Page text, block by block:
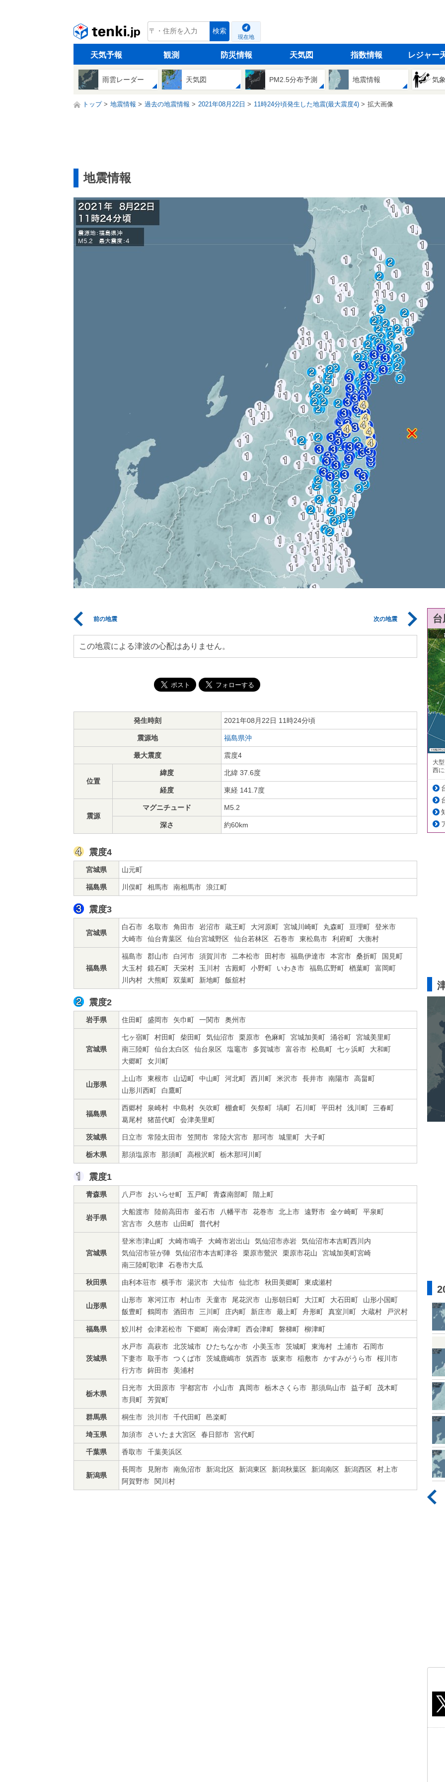
tenki.jp 検索
現在地
天気予報 観測 防災情報 天気図 指数情報 レジャー
雨雲レーダー 天気図 PM2.5分布予測 地震情報 気
トップ 地震情報 過去の地震情報 2021年08月22日 11時24分頃発生した地震(最大震度4) 拡大画像
地震情報
前の地震 次の地震
この地震による津波の心配はありません。
発生時刻 2021年08月22日 11時24分頃
震源地 福島県沖
最大震度 震度4
位置
緯度 北緯 37.6度
経度 東経 141.7度
震源
マグニチュード M5.2
深さ 約60km
震度4
宮城県 山元町
福島県 川俣町 相馬市 南相馬市 浪江町
震度3
宮城県
白石市 名取市 角田市 岩沼市 蔵王町 大河原町 宮城川崎町 丸森町 亘理町
登米市
大崎市
仙台青葉区 仙台宮城野区 仙台若林区 石巻市 東松島市 利府町 大衡村
福島県
福島市 郡山市 白河市 須賀川市 二本松市 田村市 福島伊達市 本宮市 桑折町
国見町
大玉村
鏡石町 天栄村 玉川村 古殿町 小野町 いわき市 福島広野町 楢葉町
富岡町
川内村
大熊町 双葉町 新地町 飯舘村
震度2
岩手県 住田町 盛岡市 矢巾町 一関市 奥州市
宮城県
七ヶ宿町 村田町 柴田町 気仙沼市 栗原市 色麻町 宮城加美町 涌谷町
宮城美里町
南三陸町
仙台太白区 仙台泉区 塩竈市 多賀城市 富谷市 松島町 七ヶ浜町
大和町
大郷町
女川町
山形県
上山市 東根市 山辺町 中山町 河北町 西川町 米沢市 長井市 南陽市
高畠町
山形川西町
白鷹町
福島県
西郷村 泉崎村 中島村 矢吹町 棚倉町 矢祭町 塙町 石川町 平田村 浅川町
三春町
葛尾村
猪苗代町 会津美里町
茨城県 日立市 常陸太田市 笠間市 常陸大宮市 那珂市 城里町 大子町
栃木県 那須塩原市 那須町 高根沢町 栃木那珂川町
震度1
青森県 八戸市 おいらせ町 五戸町 青森南部町 階上町
岩手県
大船渡市 陸前高田市 釜石市 八幡平市 花巻市 北上市 遠野市 金ケ崎町
平泉町
宮古市
久慈市 山田町 普代村
宮城県
登米市津山町 大崎市鳴子 大崎市岩出山 気仙沼市赤岩
気仙沼市本吉町西川内
気仙沼市笹が陣
気仙沼市本吉町津谷 栗原市鶯沢 栗原市花山
宮城加美町宮崎
南三陸町歌津
石巻市大瓜
秋田県 由利本荘市 横手市 湯沢市 大仙市 仙北市 秋田美郷町 東成瀬村
山形県
山形市 寒河江市 村山市 天童市 尾花沢市 山形朝日町 大江町 大石田町
山形小国町
飯豊町
鶴岡市 酒田市 三川町 庄内町 新庄市 最上町 舟形町 真室川町 大蔵村 戸沢村
福島県 鮫川村 会津若松市 下郷町 南会津町 西会津町 磐梯町 柳津町
茨城県
水戸市 高萩市 北茨城市 ひたちなか市 小美玉市 茨城町 東海村 土浦市
石岡市
下妻市
取手市 つくば市 茨城鹿嶋市 筑西市 坂東市 稲敷市 かすみがうら市
桜川市
行方市
鉾田市 美浦村
栃木県
日光市 大田原市 宇都宮市 小山市 真岡市 栃木さくら市 那須烏山市 益子町
茂木町
市貝町
芳賀町
群馬県 桐生市 渋川市 千代田町 邑楽町
埼玉県 加須市 さいたま大宮区 春日部市 宮代町
千葉県 香取市 千葉美浜区
新潟県
長岡市 見附市 南魚沼市 新潟北区 新潟東区 新潟秋葉区 新潟南区 新潟西区
村上市
阿賀野市
関川村
大
西